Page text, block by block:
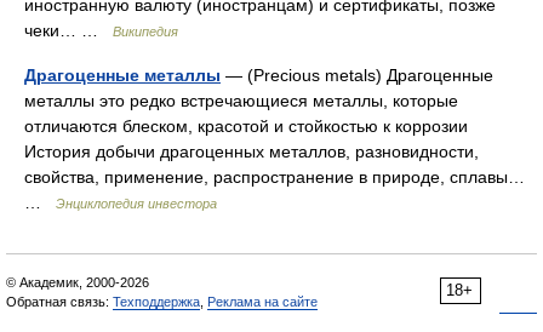
иностранную валюту (иностранцам) и сертификаты, позже
чеки… …
Википедия
Драгоценные металлы — (Precious metals) Драгоценные
металлы это редко встречающиеся металлы, которые
отличаются блеском, красотой и стойкостью к коррозии
История добычи драгоценных металлов, разновидности,
свойства, применение, распространение в природе, сплавы…
Энциклопедия инвестора
18+
© Академик, 2000-2026
Обратная связь: Техподдержка Реклама на сайте